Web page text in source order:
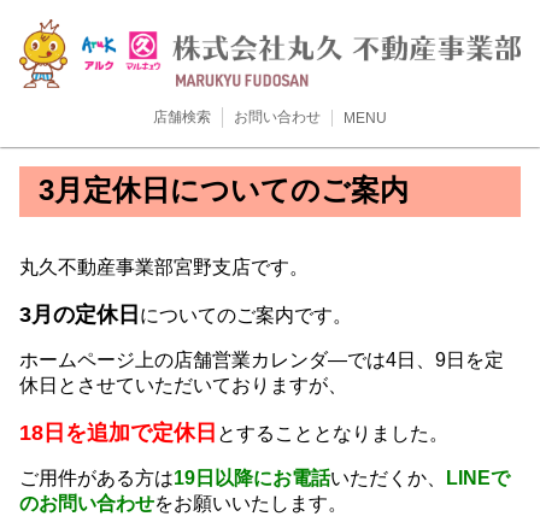
店舗検索 お問い合わせ MENU
3月定休日についてのご案内
丸久不動産事業部宮野支店です。
3月の定休日 についてのご案内です。
ホームページ上の店舗営業カレンダ―では4日、9日を定
休日とさせていただいておりますが、
18日を追加で定休日 とすることとなりました。
ご用件がある方は19日以降にお電話いただくか、
LINEで
のお問い合わせをお願いいたします。